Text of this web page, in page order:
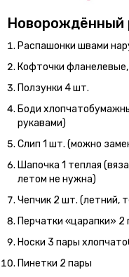
Новорождённый
Распашонки швами
Кофточки
Ползунки 4 шт.
Боди
рукавами)
Слип 1 шт. (можно
Шапочка 1 теплая
летом не нужна)
Чепчик 2 шт. (летний,
Перчатки «царапки» 2
Носки 3 пары
Пинетки 2 пары